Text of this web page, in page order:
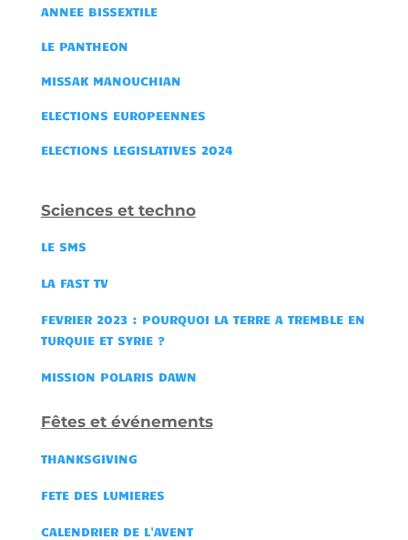
ANNEE BISSEXTILE
LE PANTHEON
MISSAK MANOUCHIAN
ELECTIONS EUROPEENNES
ELECTIONS LEGISLATIVES 2024
Sciences et techno
LE SMS
LA FAST TV
FEVRIER 2023 : POURQUOI LA TERRE A TREMBLE EN
TURQUIE ET SYRIE ?
MISSION POLARIS DAWN
Fêtes et événements
THANKSGIVING
FETE DES LUMIERES
CALENDRIER DE L'AVENT